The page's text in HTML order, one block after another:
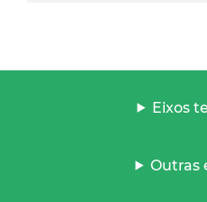
Eixos
Outras